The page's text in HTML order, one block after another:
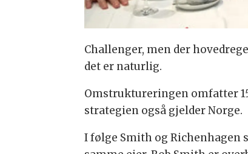
Challenger, men der
det er naturlig.
Omstruktureringen omfatter
strategien også gjelder Norge.
I følge Smith og Richenhagen